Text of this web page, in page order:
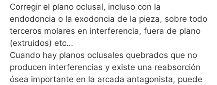
Corregir el plano oclusal, incluso con la
endodoncia o la exodoncia de la pieza, sobre todo
terceros molares en interferencia, fuera de plano
(extruidos) etc…
Cuando hay planos oclusales quebrados que no
producen interferencias y existe una reabsorción
ósea importante en la arcada antagonista, puede